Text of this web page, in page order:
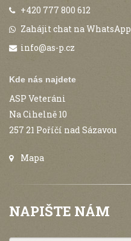
+420 777 800 612
Zahájit chat na WhatsApp
info@as-p.cz
Kde nás najdete
ASP Veteráni
Na Cihelně 10
257 21 Poříčí nad Sázavou
Mapa
NAPIŠTE NÁM